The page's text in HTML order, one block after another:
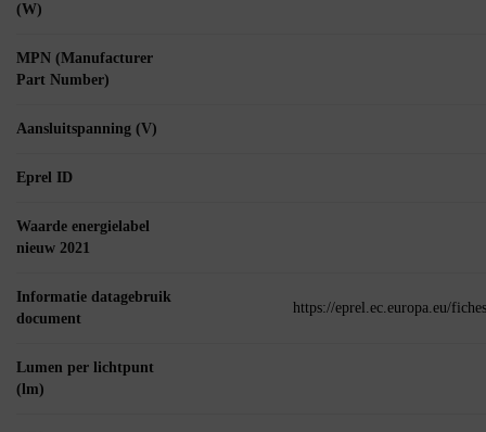
(W)
MPN (Manufacturer
Part Number)
Aansluitspanning (V)
Eprel ID
Waarde energielabel
nieuw 2021
Informatie datagebruik
document
https://eprel.ec.europa.eu/
Lumen per lichtpunt
(lm)